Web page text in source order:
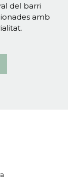
del barri
amb